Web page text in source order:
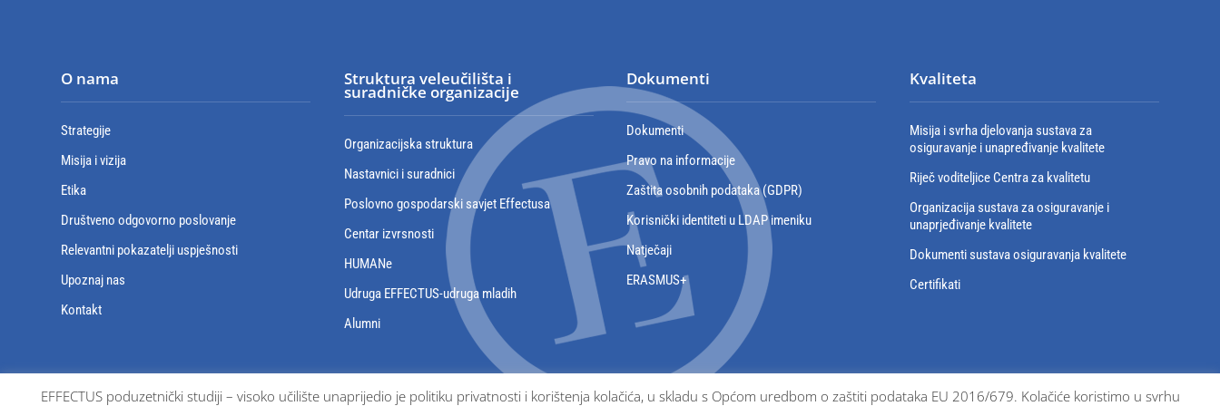
O nama
Strategije
Misija i vizija
Etika
Društveno odgovorno poslovanje
Relevantni pokazatelji uspješnosti
Upoznaj nas
Kontakt
Struktura veleučilišta i
suradničke organizacije
Organizacijska struktura
Nastavnici i suradnici
Poslovno gospodarski savjet Effectusa
Centar izvrsnosti
HUMANe
Udruga EFFECTUS-udruga mladih
Alumni
Dokumenti
Dokumenti
Pravo na informacije
Zaštita osobnih podataka (GDPR)
Korisnički identiteti u LDAP imeniku
Natječaji
ERASMUS+
Kvaliteta
Misija i svrha djelovanja sustava za
osiguravanje i unapređivanje kvalitete
Riječ voditeljice Centra za kvalitetu
Organizacija sustava za osiguravanje i
unaprjeđivanje kvalitete
Dokumenti sustava osiguravanja kvalitete
Certifikati
EFFECTUS poduzetnički studiji – visoko učilište unaprijedio je politiku privatnosti i korištenja kolačića, u skladu s Općom uredbom o zaštiti podataka EU 2016/679. Kolačiće koristimo u svrhu